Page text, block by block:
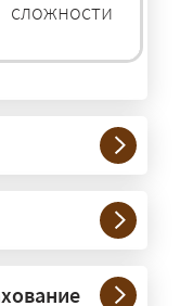
—
на
и
подбираем
вес груза.